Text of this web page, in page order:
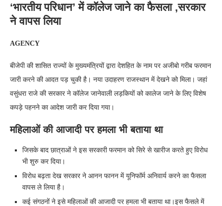
‘भारतीय परिधान’ में कॉलेज जाने का फैसला ,सरकार
ने वापस लिया
AGENCY
बीजेपी की शासित राज्यों के मुख्यमंत्रियों द्वारा देशहित के नाम पर अजीबो गरीब फरमान
जारी करने की आदत पड़ चुकी है। नया उदाहरण राजस्थान में देखने को मिला। जहां
वसुंधरा राजे की सरकार ने कॉलेज जानेवाली लड़कियों को कालेज जाने के लिए विशेष
कपड़े पहनने का आदेश जारी कर दिया गया।
महिलाओं की आजादी पर हमला भी बताया था
जिसके बाद छात्राओं ने इस सरकारी फरमान को सिरे से खारीज करते हुए विरोध
भी शुरु कर दिया।
विरोध बढ़ता देख सरकार ने आनन फानन में यूनिफॉर्म अनिवार्य करने का फैसला
वापस ले लिया है।
कई संगठनों ने इसे महिलाओं की आजादी पर हमला भी बताया था।इस फैसले में